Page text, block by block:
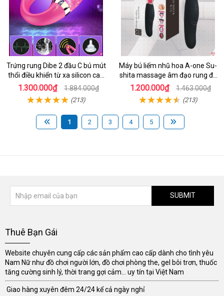
Trứng rung Dibe 2 đầu C bú mút
thổi điều khiển từ xa silicon cao
cấp kích thích điểm G
1.300.000₫ 1.884.000₫
(213)
Máy bú liếm nhũ hoa A-one Su-
shita massage âm đạo rung đa
chế độ
1.200.000₫ 1.463.000₫
(213)
1 2 3 4 5
SUBMIT
Thuê Bạn Gái
Website chuyên cung cấp các sản phẩm cao cấp dành cho tình yêu
Nam Nữ như đồ chơi người lớn, đồ chơi phòng the, gel bôi trơn, thuốc
tăng cường sinh lý, thời trang gợi cảm... uy tín tại Việt Nam
Giao hàng xuyên đêm 24/24 kể cả ngày nghỉ